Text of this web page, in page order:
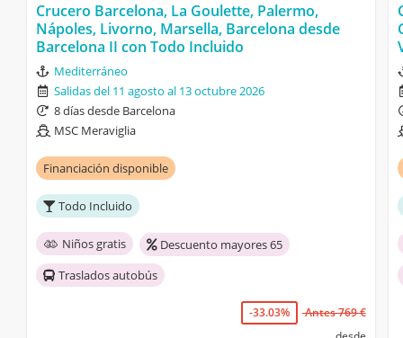
Crucero Barcelona, La Goulette, Palermo,
Nápoles, Livorno, Marsella, Barcelona desde
Barcelona II con Todo Incluido
Mediterráneo
Salidas del 11 agosto al 13 octubre 2026
8 días desde Barcelona
MSC Meraviglia
Financiación disponible
Todo Incluido
Niños gratis
Descuento mayores 65
Traslados autobús
-33.03%
Antes 769 €